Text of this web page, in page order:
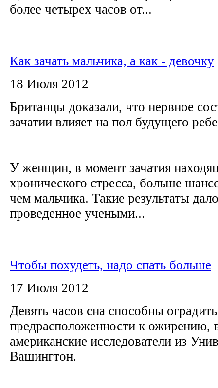
более четырех часов от...
Как зачать мальчика, а как - девочку
18 Июля 2012
Британцы доказали, что нервное
зачатии влияет на пол будущего
У женщин, в момент зачатия
хронического стресса, больше
чем мальчика. Такие результаты
проведенное учеными...
Чтобы похудеть, надо спать больше
17 Июля 2012
Девять часов сна способны
предрасположенности к ожирению,
американские исследователи из
Вашингтон.